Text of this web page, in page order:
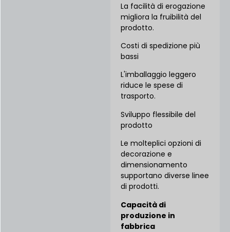
La facilità di erogazione
migliora la fruibilità del
prodotto.
Costi di spedizione più
bassi
L'imballaggio leggero
riduce le spese di
trasporto.
Sviluppo flessibile del
prodotto
Le molteplici opzioni di
decorazione e
dimensionamento
supportano diverse linee
di prodotti.
Capacità di
produzione in
fabbrica